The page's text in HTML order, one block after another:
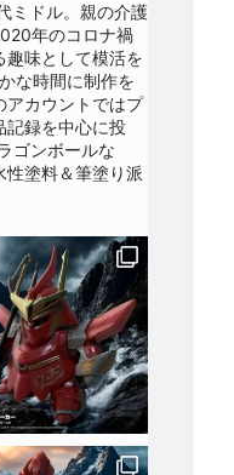
ミドル。親の介護
年のコロナ禍
趣味として模活を
な時間に制作を
アカウントではプ
記録を中心に投
ゴンボールな
性塗料＆筆塗り派